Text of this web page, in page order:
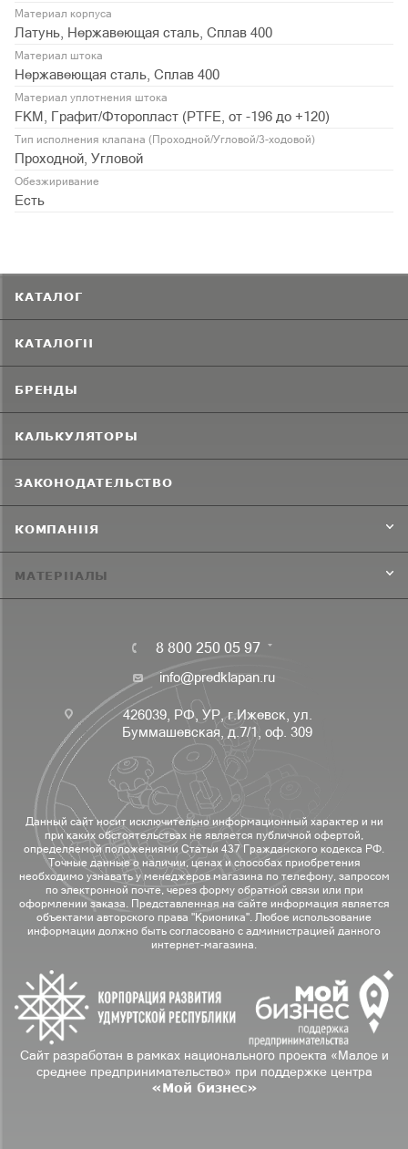
Материал корпуса
Латунь, Нержавеющая сталь, Сплав 400
Материал штока
Нержавеющая сталь, Сплав 400
Материал уплотнения штока
FKM, Графит/Фторопласт (PTFE, от -196 до +120)
Тип исполнения клапана (Проходной/Угловой/3-ходовой)
Проходной, Угловой
Обезжиривание
Есть
КАТАЛОГ
КАТАЛОГИ
БРЕНДЫ
КАЛЬКУЛЯТОРЫ
ЗАКОНОДАТЕЛЬСТВО
КОМПАНИЯ
МАТЕРИАЛЫ
8 800 250 05 97
info@predklapan.ru
426039, РФ, УР, г.Ижевск, ул.
Буммашевская, д.7/1, оф. 309
Данный сайт носит исключительно информационный характер и ни
при каких обстоятельствах не является публичной офертой,
определяемой положениями Статьи 437 Гражданского кодекса РФ.
Точные данные о наличии, ценах и способах приобретения
необходимо узнавать у менеджеров магазина по телефону, запросом
по электронной почте, через форму обратной связи или при
оформлении заказа. Представленная на сайте информация является
объектами авторского права "Крионика". Любое использование
информации должно быть согласовано с администрацией данного
интернет-магазина.
Сайт разработан в рамках национального проекта «Малое и
среднее предпринимательство» при поддержке центра
«Мой бизнес»